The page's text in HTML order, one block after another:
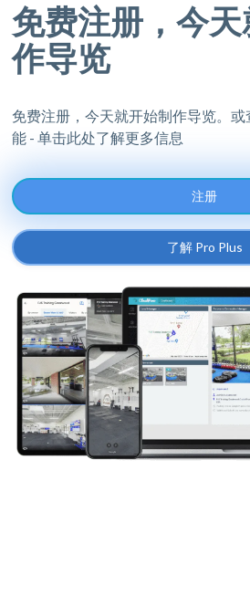
免费注册，今天
作导览
免费注册，今天就开始制作导览。或
能 - 单击此处了解更多信息
注册
了解 Pro Plus